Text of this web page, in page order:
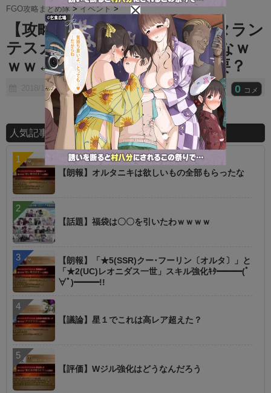
u
t
e
FGO攻略まとめ隊 >イベント >
【攻略】今日のイベクエはアタラン
テスカスカシステムでいけるなｗ
ｗｗ←宝具レベルはいくら必要？
2018/12/13 0 コメ
人気記事ランキング
【朗報】オルタニキは欲しいもの全部もらったな
【話題】福袋は〇〇を引いたわｗｗｗｗ
【朗報】「★5(SSR)クー･フーリン〔オルタ〕」と
「★2(UC)レオニダス一世」スキル強化ｷﾀ━━━(ﾟ
∀ﾟ)━━━!!
【議論】星１でこれは高レア超えた？
【評価】Wジル強化はどうなんだろう